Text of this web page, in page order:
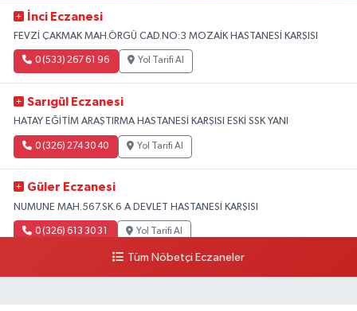
İnci Eczanesi
FEVZİ ÇAKMAK MAH.ÖRGÜ CAD.NO:3 MOZAİK HASTANESİ KARŞISI
0 (533) 267 61 96 Yol Tarifi Al
Sarıgül Eczanesi
HATAY EĞİTİM ARAŞTIRMA HASTANESİ KARŞISI ESKİ SSK YANI
0 (326) 274 30 40 Yol Tarifi Al
Güler Eczanesi
NUMUNE MAH.567.SK.6 A DEVLET HASTANESİ KARŞISI
0 (326) 613 30 31 Yol Tarifi Al
Tüm Nöbetçi Eczaneler